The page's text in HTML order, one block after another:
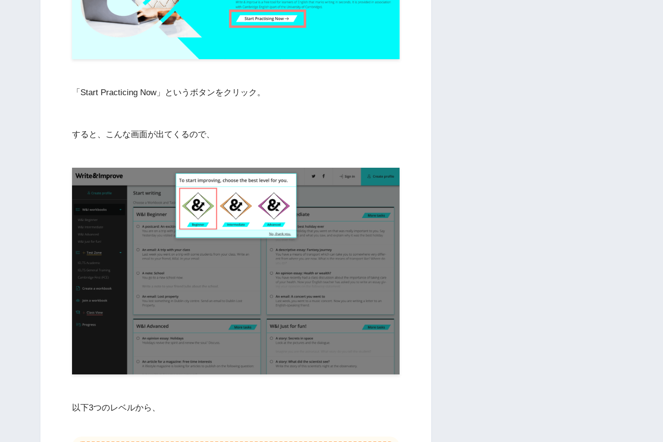
「Start Practicing Now」というボタンをクリック。
すると、こんな画面が出てくるので、
以下3つのレベルから、